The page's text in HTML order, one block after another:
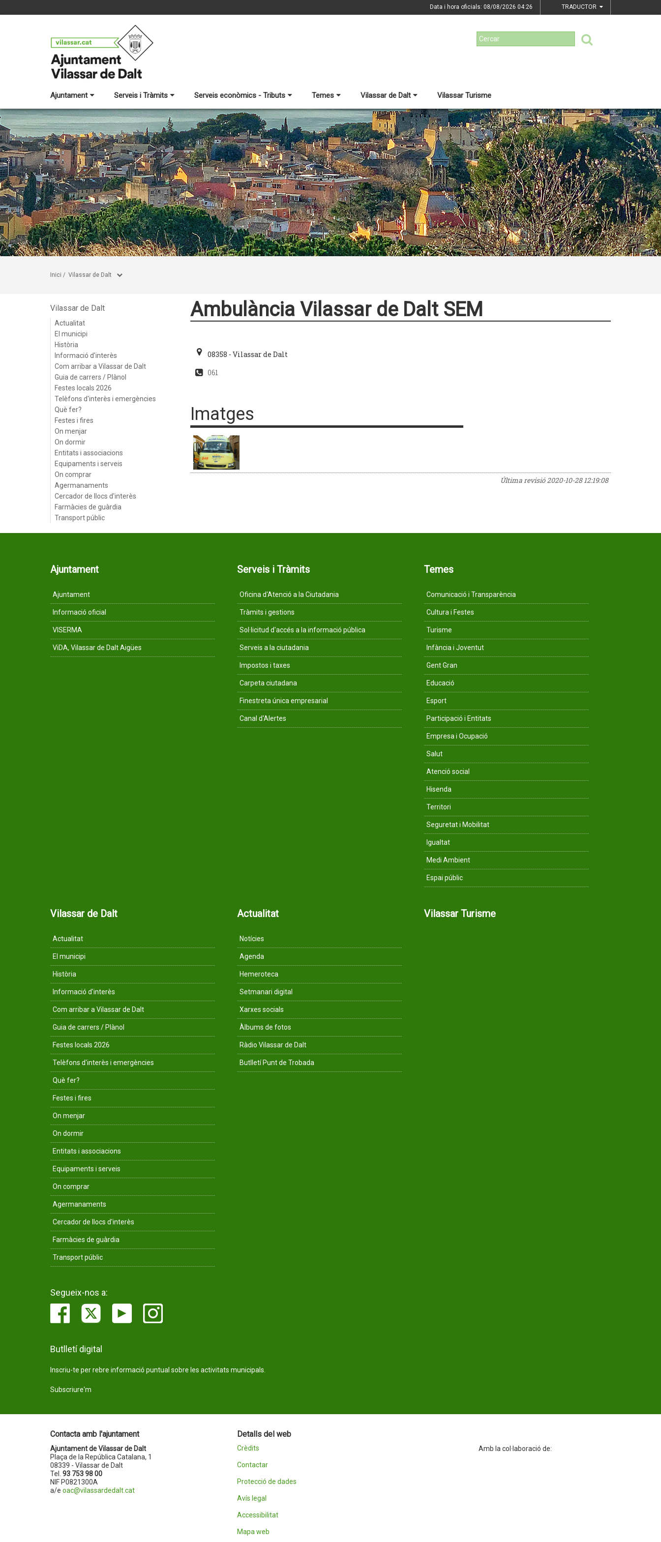
Data i hora oficials: 08/08/2026 04:26 TRADUCTOR
Ajuntament Serveis i Tràmits Serveis econòmics - Tributs Temes Vilassar de Dalt Vilassar Turisme
Inici / Vilassar de Dalt
Vilassar de Dalt
Actualitat
El municipi
Història
Informació d'interès
Com arribar a Vilassar de Dalt
Guia de carrers / Plànol
Festes locals 2026
Telèfons d'interès i emergències
Què fer?
Festes i fires
On menjar
On dormir
Entitats i associacions
Equipaments i serveis
On comprar
Agermanaments
Cercador de llocs d'interès
Farmàcies de guàrdia
Transport públic
Ambulància Vilassar de Dalt SEM
08358 - Vilassar de Dalt
061
Imatges
Última revisió2020-10-28 12:19:08
Ajuntament
Ajuntament
Informació oficial
VISERMA
ViDA, Vilassar de Dalt Aigües
Serveis i Tràmits
Oficina d'Atenció a la Ciutadania
Tràmits i gestions
Sol·licitud d'accés a la informació pública
Serveis a la ciutadania
Impostos i taxes
Carpeta ciutadana
Finestreta única empresarial
Canal d'Alertes
Temes
Comunicació i Transparència
Cultura i Festes
Turisme
Infància i Joventut
Gent Gran
Educació
Esport
Participació i Entitats
Empresa i Ocupació
Salut
Atenció social
Hisenda
Territori
Seguretat i Mobilitat
Igualtat
Medi Ambient
Espai públic
Vilassar de Dalt
Actualitat
El municipi
Història
Informació d'interès
Com arribar a Vilassar de Dalt
Guia de carrers / Plànol
Festes locals 2026
Telèfons d'interès i emergències
Què fer?
Festes i fires
On menjar
On dormir
Entitats i associacions
Equipaments i serveis
On comprar
Agermanaments
Cercador de llocs d'interès
Farmàcies de guàrdia
Transport públic
Actualitat
Notícies
Agenda
Hemeroteca
Setmanari digital
Xarxes socials
Àlbums de fotos
Ràdio Vilassar de Dalt
Butlletí Punt de Trobada
Vilassar Turisme
Segueix-nos a:
Butlletí digital
Inscriu-te per rebre informació puntual sobre les activitats municipals.
Subscriure'm
Contacta amb l'ajuntament
Ajuntament de Vilassar de Dalt
Plaça de la República Catalana, 1
08339 - Vilassar de Dalt
Tel. 93 753 98 00
NIF P0821300A
a/e oac@vilassardedalt.cat
Detalls del web
Crèdits
Contactar
Protecció de dades
Avís legal
Accessibilitat
Mapa web
Amb la col·laboració de: